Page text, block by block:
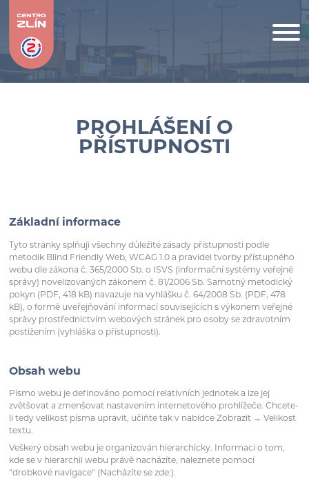
PROHLÁŠENÍ O
PŘÍSTUPNOSTI
Základní informace
Tyto stránky splňují všechny důležité zásady přístupnosti podle
metodik Blind Friendly Web, WCAG 1.0 a pravidel tvorby přístupného
webu dle zákona č. 365/2000 Sb. o ISVS (informační systémy veřejné
správy) novelizovaných zákonem č. 81/2006 Sb. Samotný metodický
pokyn (PDF, 418 kB) navazuje na vyhlášku č. 64/2008 Sb. (PDF, 478
kB), o formě uveřejňování informací souvisejících s výkonem veřejné
správy prostřednictvím webových stránek pro osoby se zdravotním
postižením (vyhláška o přístupnosti).
Obsah webu
Písmo webu je definováno pomocí relativních jednotek a lze jej
zvětšovat a zmenšovat nastavením internetového prohlížeče. Chcete-
li tedy velikost písma upravit, učiňte tak v nabídce Zobrazit → Velikost
textu.
Veškerý obsah webu je organizován hierarchicky. Informaci o tom,
kde se v hierarchii webu právě nacházíte, naleznete pomocí
"drobkové navigace" (Nacházíte se zde:).